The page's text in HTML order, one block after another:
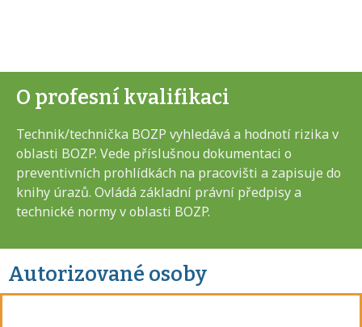
O profesní kvalifikaci
Technik/technička BOZP vyhledává a hodnotí rizika v
oblasti BOZP. Vede příslušnou dokumentaci o
preventivních prohlídkách na pracovišti a zapisuje do
knihy úrazů. Ovládá základní právní předpisy a
technické normy v oblasti BOZP.
Autorizované osoby